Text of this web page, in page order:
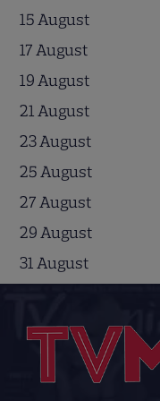
15 August
17 August
19 August
21 August
23 August
25 August
27 August
29 August
31 August